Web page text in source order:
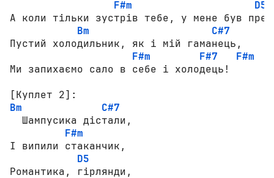
F#m
D5
А коли тільки зустрів тебе, у мене був
Bm
C#7
Пустий холодильник, як і мій гаманець,
F#m
F#7
F#m
Ми запихаємо сало в себе і холодець!
[Куплет 2]:
Bm
C#7
  Шампусика дістали,
F#m
І випили стаканчик,
D5
Романтика, гірлянди,